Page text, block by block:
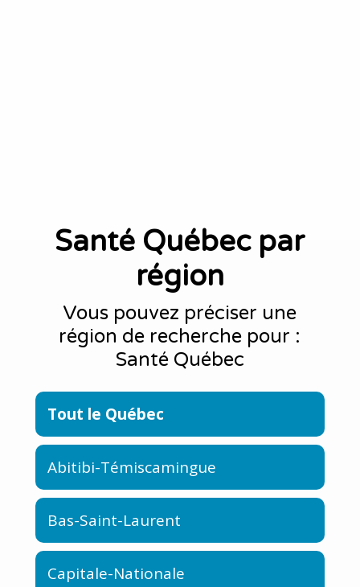
Santé Québec par
région
Vous pouvez préciser une
région de recherche pour :
Santé Québec
Tout le Québec
Abitibi-Témiscamingue
Bas-Saint-Laurent
Capitale-Nationale